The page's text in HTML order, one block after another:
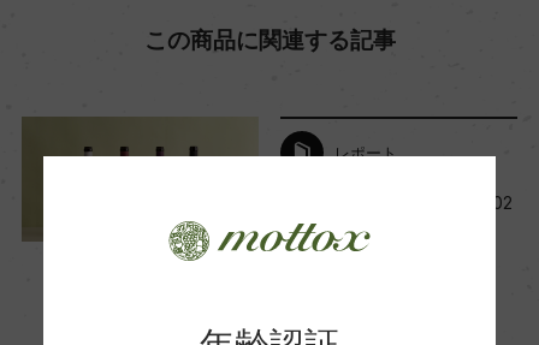
メルロー 50%/カベルネ・ソーヴィニヨン 45%/カ
ベルネ・フラン 5%
この商品に関連する記事
レポート
今月の新商品ワイン一覧【202
4年10月】